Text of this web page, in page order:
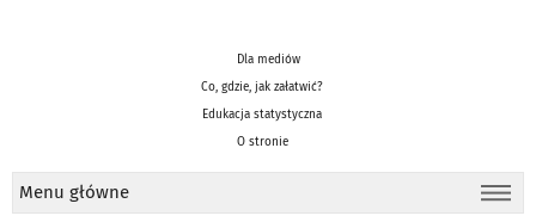
Dla mediów
Co, gdzie, jak załatwić?
Edukacja statystyczna
O stronie
Menu główne